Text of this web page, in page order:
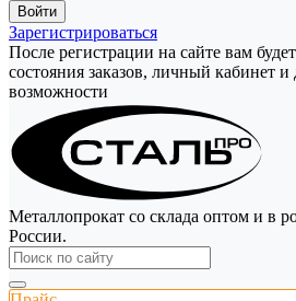
Зарегистрироваться
После регистрации на сайте вам
состояния заказов, личный кабинет
возможности
Металлопрокат со склада оптом и в
России.